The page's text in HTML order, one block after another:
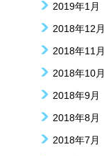
2019年1月
2018年12月
2018年11月
2018年10月
2018年9月
2018年8月
2018年7月